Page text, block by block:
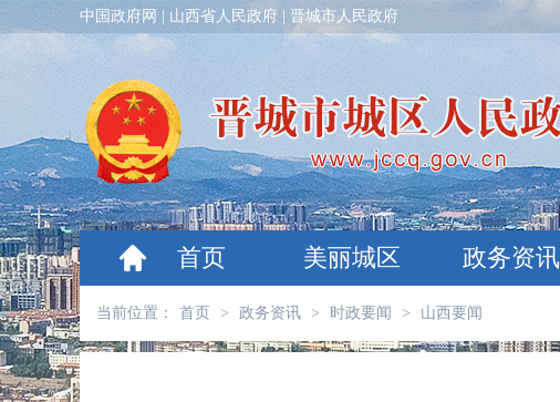
中国政府网 山西省人民政府 晋城市人民政府
首页 美丽城区 政务资讯
当前位置： 首页 > 政务资讯 > 时政要闻 > 山西要闻